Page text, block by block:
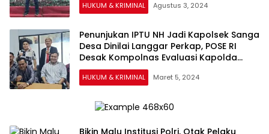
HUKUM & KRIMINAL Agustus 3, 2024
Penunjukan IPTU NH Jadi Kapolsek Sanga
Desa Dinilai Langgar Perkap, POSE RI
Desak Kompolnas Evaluasi Kapolda
Sumsel
HUKUM & KRIMINAL Maret 5, 2024
Bikin Malu Institusi Polri, Otak Pelaku